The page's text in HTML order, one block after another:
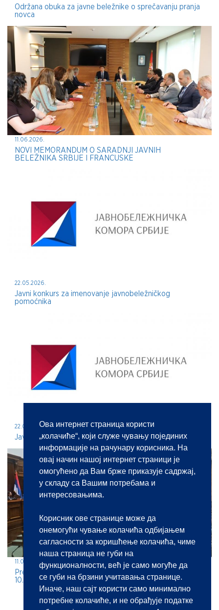
Ова интернет страница користи
„колачиће“, који служе чувању појединих
информације на рачунару корисника. На
овај начин нашој интернет страници је
омогућено да Вам брже приказује садржај,
у складу са Вашим потребама и
интересовањима.
Корисник ове странице може да
онемогући чување колачића одбијањем
сагласности за коришћење колачића, чиме
наша страница не губи на
функционалности, већ је само могуће да
се губи на брзини учитавања странице.
Иначе, наш сајт користи само минимално
потребне колачиће, и не обрађује податке
Održana obuka za javne beležnike o sprečavanju pranja
novca
11.06.2026.
NOVI MEMORANDUM O SARADNJI JAVNIH
BELEŽNIKA SRBIJE I FRANCUSKE
22.05.2026.
Javni konkurs za imenovanje javnobeležničkog
pomoćnika
22.05.2026.
Javni konkurs za imenovanje javnog beležnika
11.05.2026.
Predstavljanje javnobeležničke profesije na jubilarnom
10. BEKOP-u